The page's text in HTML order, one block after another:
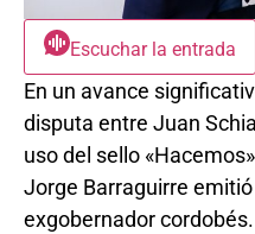
Escuchar la entrada
En un avance
disputa entre Juan
uso del sello
Jorge Barraguirre
exgobernador